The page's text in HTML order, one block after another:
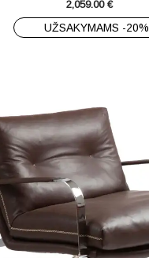
2,059.00 €
UŽSAKYMAMS -20%